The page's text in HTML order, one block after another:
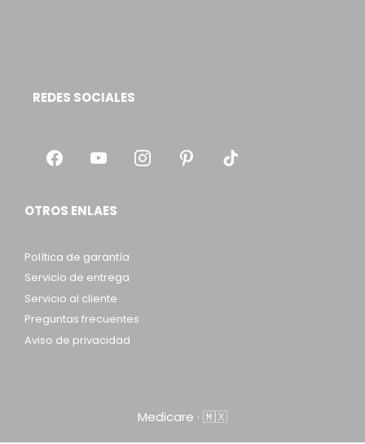
REDES SOCIALES
OTROS ENLAES
Política de garantía
Servicio de entrega
Servicio al cliente
Preguntas frecuentes
Aviso de privacidad
Medicare · 🇲🇽